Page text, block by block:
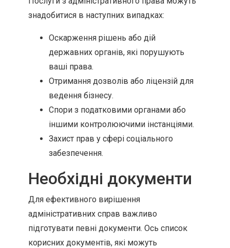
знадобитися в наступних випадках:
Оскарження рішень або дій
державних органів, які порушують
ваші права.
Отримання дозволів або ліцензій для
ведення бізнесу.
Спори з податковими органами або
іншими контролюючими інстанціями.
Захист прав у сфері соціального
забезпечення.
Необхідні документи
Для ефективного вирішення
адміністративних справ важливо
підготувати певні документи. Ось список
корисних документів, які можуть